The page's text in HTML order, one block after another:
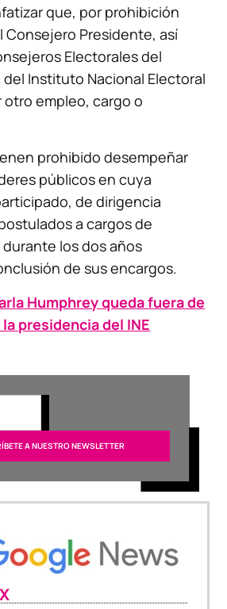
que, por prohibición
Presidente, así
Electorales del
Instituto Nacional Electoral
empleo, cargo o
prohibido desempeñar
públicos en cuya
de dirigencia
a cargos de
los dos años
de sus encargos.
Humphrey queda fuera de
presidencia del INE